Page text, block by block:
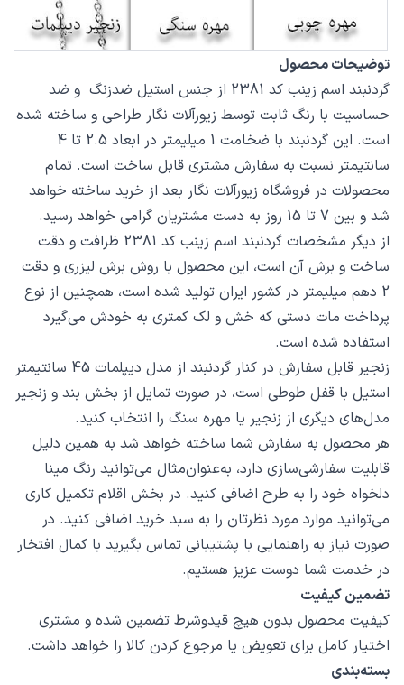
توضیحات محصول
گردنبند اسم زینب کد 2381 از جنس استیل ضدزنگ و ضد
حساسیت با رنگ ثابت توسط زیورآلات نگار طراحی و ساخته شده
است. این گردنبند با ضخامت 1 میلیمتر در ابعاد 2.5 تا 4
سانتیمتر نسبت به سفارش مشتری قابل ساخت است. تمام
محصولات در فروشگاه زیورآلات نگار بعد از خرید ساخته خواهد
شد و بین 7 تا 15 روز به دست مشتریان گرامی خواهد رسید.
از دیگر مشخصات گردنبند اسم زینب کد 2381 ظرافت و دقت
ساخت و برش آن است، این محصول با روش برش لیزری و دقت
2 دهم میلیمتر در کشور ایران تولید شده است، همچنین از نوع
پرداخت مات دستی که خش و لک کمتری به خودش می‌گیرد
استفاده شده است.
زنجیر قابل سفارش در کنار گردنبند از مدل دیپلمات 45 سانتیمتر
استیل با قفل طوطی است، در صورت تمایل از بخش بند و زنجیر
مدل‌های دیگری از زنجیر یا مهره سنگ را انتخاب کنید.
هر محصول به سفارش شما ساخته خواهد شد به همین دلیل
قابلیت سفارشی‌سازی دارد، به‌عنوان‌مثال می‌توانید رنگ مینا
دلخواه خود را به طرح اضافی کنید. در بخش اقلام تکمیل کاری
می‌توانید موارد مورد نظرتان را به سبد خرید اضافی کنید. در
صورت نیاز به راهنمایی با پشتیبانی تماس بگیرید با کمال افتخار
در خدمت شما دوست عزیز هستیم.
تضمین کیفیت
کیفیت محصول بدون هیچ قیدوشرط تضمین شده و مشتری
اختیار کامل برای تعویض یا مرجوع کردن کالا را خواهد داشت.
بسته‌بندی